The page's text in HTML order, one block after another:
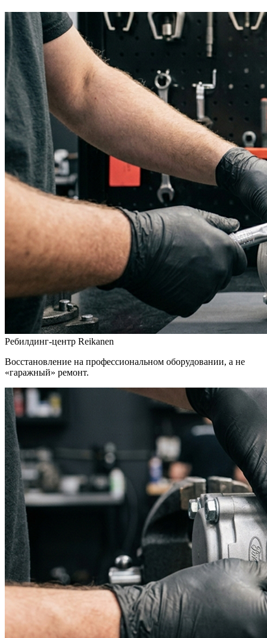
Ребилдинг-центр Reikanen
Восстановление на профессиональном оборудовании, а не
«гаражный» ремонт.